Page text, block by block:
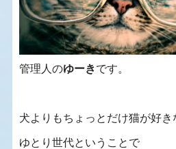
管理人のゆーきです。
犬よりもちょっとだけ猫が好き
ゆとり世代ということで